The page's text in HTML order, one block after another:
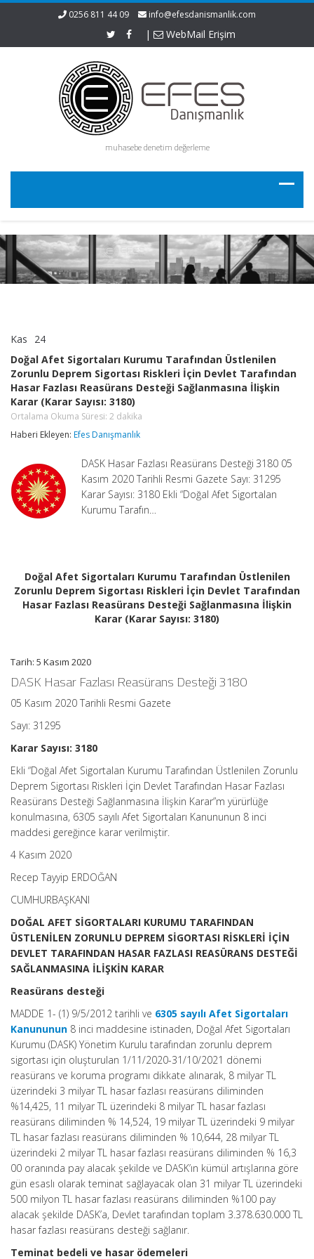
0256 811 44 09 info@efesdanismanlik.com
| WebMail Erişim
muhasebe denetim değerleme
Kas 24
Sigortaları
Kurumu
Tarafından
Üstlenilen
Zorunlu
Deprem
Sigortası
Devlet
Tarafından
Hasar
Fazlası
(Karar
Sayısı:
3180)
Ortalama
Okuma
için
Doğal Afet Sigortaları Kurumu Tarafından Üstlenilen
Zorunlu Deprem Sigortası Riskleri İçin Devlet Tarafından
Hasar Fazlası Reasürans Desteği Sağlanmasına İlişkin
Karar (Karar Sayısı: 3180)
Ortalama Okuma Süresi: 2 dakika
Haberi Ekleyen: Efes Danışmanlık
DASK Hasar Fazlası Reasürans Desteği 3180 05
Kasım 2020 Tarihli Resmi Gazete Sayı: 31295
Karar Sayısı: 3180 Ekli “Doğal Afet Sigortalan
Kurumu Tarafın…
Doğal Afet Sigortaları Kurumu Tarafından Üstlenilen
Zorunlu Deprem Sigortası Riskleri İçin Devlet Tarafından
Hasar Fazlası Reasürans Desteği Sağlanmasına İlişkin
Karar (Karar Sayısı: 3180)
Tarih: 5 Kasım 2020
DASK Hasar Fazlası Reasürans Desteği 3180
05 Kasım 2020 Tarihli Resmi Gazete
Sayı: 31295
Karar Sayısı: 3180
Ekli “Doğal Afet Sigortalan Kurumu Tarafından Üstlenilen Zorunlu
Deprem Sigortası Riskleri İçin Devlet Tarafından Hasar Fazlası
Reasürans Desteği Sağlanmasına İlişkin Karar”m yürürlüğe
konulmasına, 6305 sayılı Afet Sigortaları Kanununun 8 inci
maddesi gereğince karar verilmiştir.
4 Kasım 2020
Recep Tayyip ERDOĞAN
CUMHURBAŞKANI
DOĞAL AFET SİGORTALARI KURUMU TARAFINDAN
ÜSTLENİLEN ZORUNLU DEPREM SİGORTASI RİSKLERİ İÇİN
DEVLET TARAFINDAN HASAR FAZLASI REASÜRANS DESTEĞİ
SAĞLANMASINA İLİŞKİN KARAR
Reasürans desteği
MADDE 1- (1) 9/5/2012 tarihli ve 6305 sayılı Afet Sigortaları
Kanununun 8 inci maddesine istinaden, Doğal Afet Sigortaları
Kurumu (DASK) Yönetim Kurulu tarafından zorunlu deprem
sigortası için oluşturulan 1/11/2020-31/10/2021 dönemi
reasürans ve koruma programı dikkate alınarak, 8 milyar TL
üzerindeki 3 milyar TL hasar fazlası reasürans diliminden
%14,425, 11 milyar TL üzerindeki 8 milyar TL hasar fazlası
reasürans diliminden % 14,524, 19 milyar TL üzerindeki 9 milyar
TL hasar fazlası reasürans diliminden % 10,644, 28 milyar TL
üzerindeki 2 milyar TL hasar fazlası reasürans diliminden % 16,3
00 oranında pay alacak şekilde ve DASK’ın kümül artışlarına göre
gün esaslı olarak teminat sağlayacak olan 31 milyar TL üzerindeki
500 milyon TL hasar fazlası reasürans diliminden %100 pay
alacak şekilde DASK’a, Devlet tarafından toplam 3.378.630.000 TL
hasar fazlası reasürans desteği sağlanır.
Teminat bedeli ve hasar ödemeleri